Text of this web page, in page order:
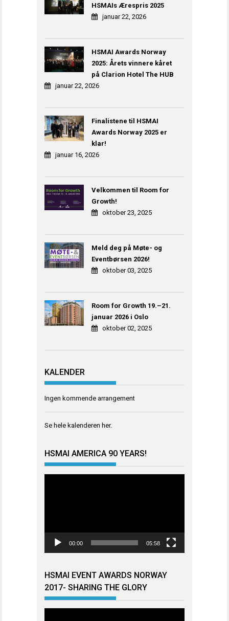
HSMAIs Ærespris 2025
januar 22, 2026
HSMAI Awards Norway
2025: Årets vinnere kåret
på Clarion Hotel The HUB
januar 22, 2026
Finalistene til HSMAI
Awards Norway 2025 er
klar!
januar 16, 2026
Velkommen til Room for
Growth!
oktober 23, 2025
Meld deg på Møte- og
Eventbørsen 2026!
oktober 03, 2025
Room for Growth 19.–21.
januar 2026 i Oslo
oktober 02, 2025
KALENDER
Ingen kommende arrangement
Se hele kalenderen her.
HSMAI AMERICA 90 YEARS!
00:00 05:58
HSMAI EVENT AWARDS NORWAY
2017- SHARING THE GLORY